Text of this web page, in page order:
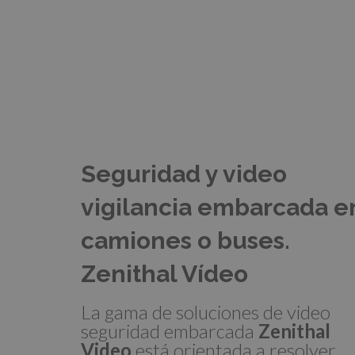
Seguridad y video
vigilancia embarcada
camiones o buses.
Zenithal Vídeo
La gama de soluciones de video
seguridad embarcada Zenithal
Video está orientada a resolver